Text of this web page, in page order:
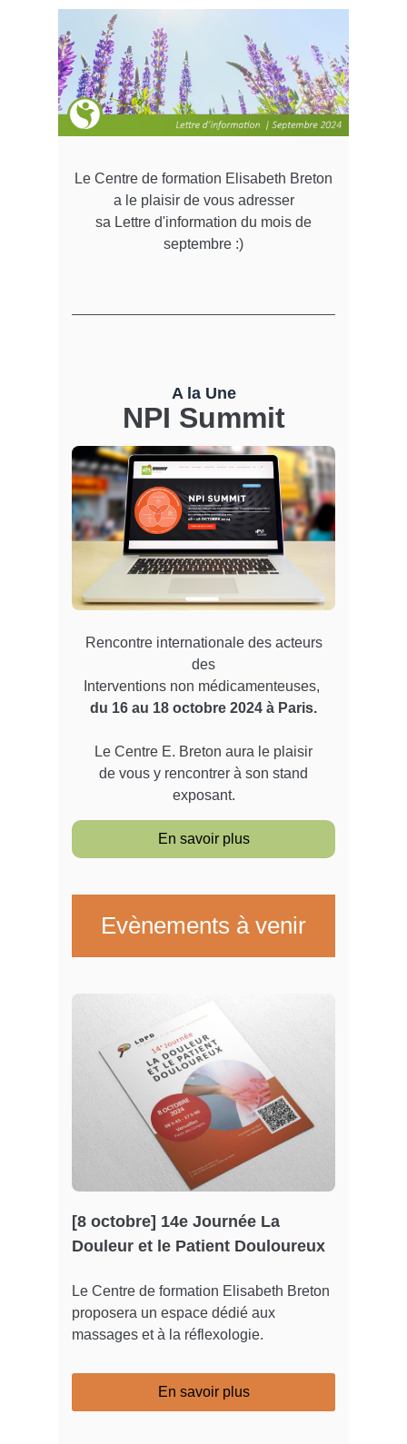
Le Centre de formation Elisabeth Breton
a le plaisir de vous adresser
sa Lettre d'information du mois de
septembre :)
A la Une
NPI Summit
Rencontre internationale des acteurs
des
Interventions non médicamenteuses,
du 16 au 18 octobre 2024 à Paris.
Le Centre E. Breton aura le plaisir
de vous y rencontrer à son stand
exposant.
En savoir plus
Evènements à venir
[8 octobre] 14e Journée La
Douleur et le Patient Douloureux
Le Centre de formation Elisabeth Breton
proposera un espace dédié aux
massages et à la réflexologie.
En savoir plus